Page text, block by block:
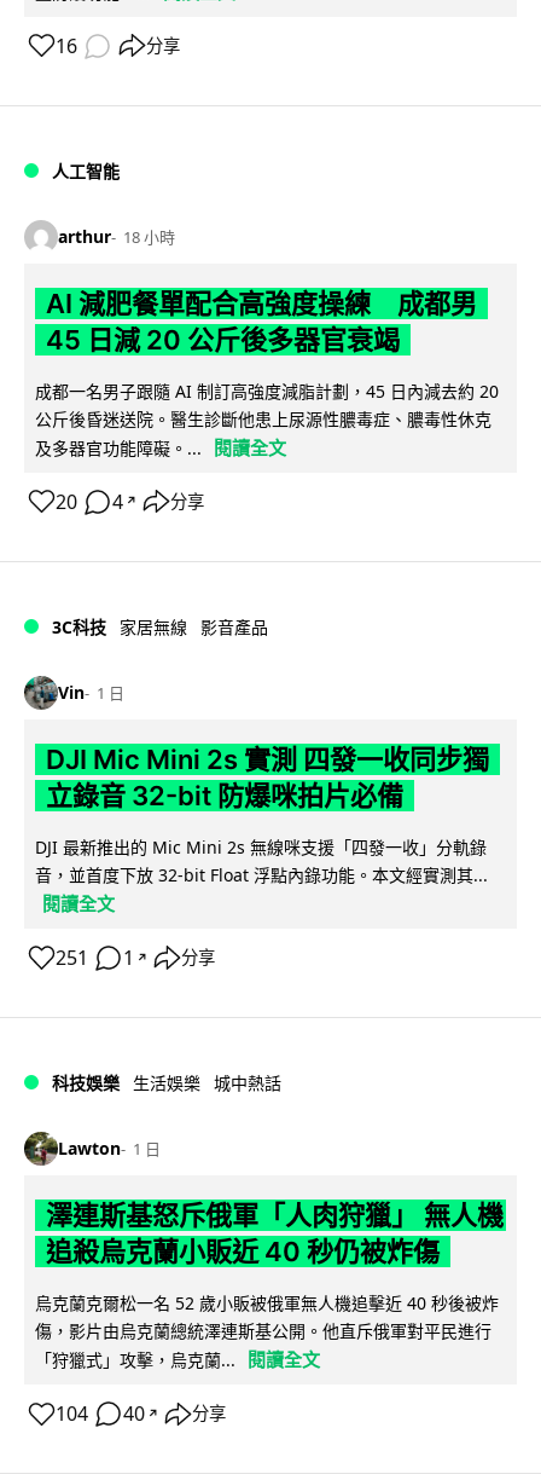
16 分享
人工智能
arthur 18 小時
AI 減肥餐單配合高強度操練 成都男
45 日減 20 公斤後多器官衰竭
成都一名男子跟隨 AI 制訂高強度減脂計劃，45 日內減去約 20
公斤後昏迷送院。醫生診斷他患上尿源性膿毒症、膿毒性休克
及多器官功能障礙。...
閱讀全文
20 4 ↗ 分享
3C科技 家居無線 影音產品
Vin 1 日
DJI Mic Mini 2s 實測 四發一收同步獨
立錄音 32-bit 防爆咪拍片必備
DJI 最新推出的 Mic Mini 2s 無線咪支援「四發一收」分軌錄
音，並首度下放 32-bit Float 浮點內錄功能。本文經實測其...
閱讀全文
251 1 ↗ 分享
科技娛樂 生活娛樂 城中熱話
Lawton 1 日
澤連斯基怒斥俄軍「人肉狩獵」 無人機
追殺烏克蘭小販近 40 秒仍被炸傷
烏克蘭克爾松一名 52 歲小販被俄軍無人機追擊近 40 秒後被炸
傷，影片由烏克蘭總統澤連斯基公開。他直斥俄軍對平民進行
「狩獵式」攻擊，烏克蘭...
閱讀全文
104 40 ↗ 分享